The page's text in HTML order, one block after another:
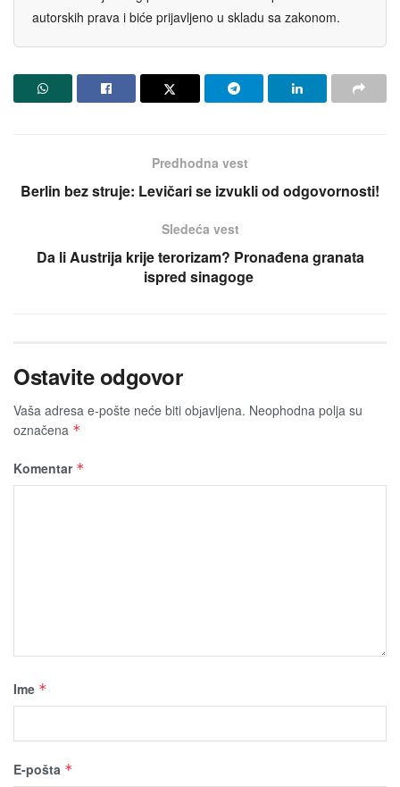
autorskih prava i biće prijavljeno u skladu sa zakonom.
Predhodna vest
Berlin bez struje: Levičari se izvukli od odgovornosti!
Sledeća vest
Da li Austrija krije terorizam? Pronađena granata
ispred sinagoge
Ostavite odgovor
Vaša adresa e-pošte neće biti obјavljena. Neophodna polja su
označena *
Komentar *
Ime *
E-pošta *